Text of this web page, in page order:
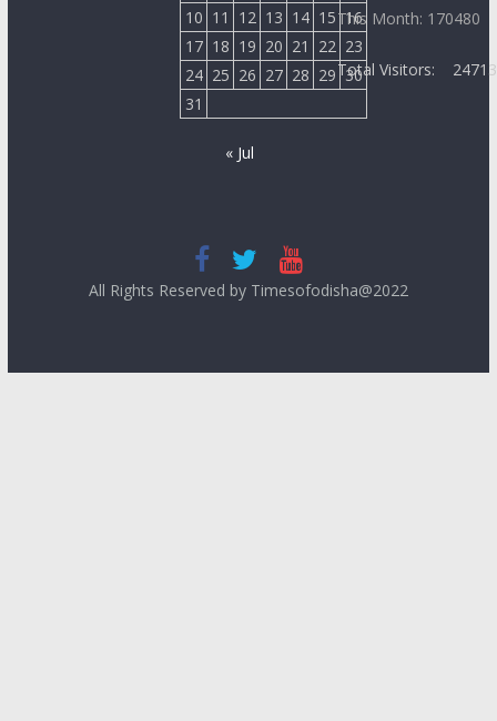
10 11 12 13 14 15 16
17 18 19 20 21 22 23
24 25 26 27 28 29 30
31
« Jul
This Month: 170480
Total Visitors:
All Rights Reserved by Timesofodisha@2022